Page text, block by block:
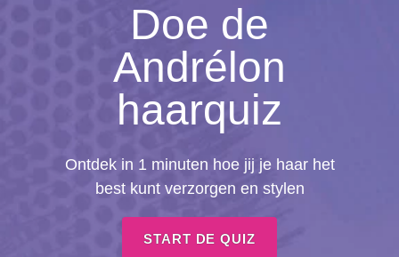
Doe de
Andrélon
haarquiz
Ontdek in 1 minuten hoe jij je haar het
best kunt verzorgen en stylen
START DE QUIZ